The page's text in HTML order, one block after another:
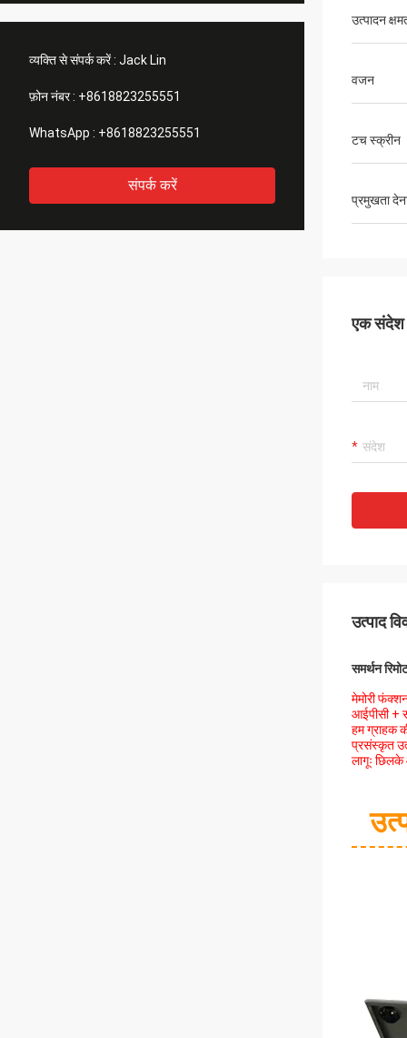
व्यक्ति से संपर्क करें : Jack Lin
फ़ोन नंबर : +8618823255551
WhatsApp : +8618823255551
संपर्क करें
उत्पादन
वजन
टच स्क्रीन
प्रमुखता
एक संदेश
उत्पाद
समर्थन
मेमोरी
आईपीसी +
हम ग्राहक
प्रसंस्कृत
लागूः छिलके